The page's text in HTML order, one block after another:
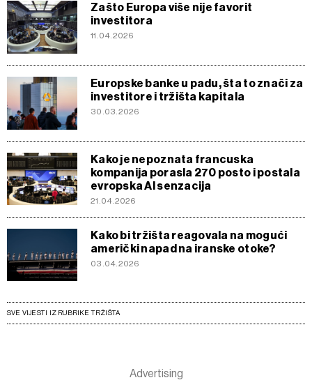
Zašto Europa više nije favorit
investitora
11.04.2026
Europske banke u padu, šta to znači za
investitore i tržišta kapitala
30.03.2026
Kako je nepoznata francuska
kompanija porasla 270 posto i postala
evropska AI senzacija
21.04.2026
Kako bi tržišta reagovala na mogući
američki napad na iranske otoke?
03.04.2026
SVE VIJESTI IZ RUBRIKE TRŽIŠTA